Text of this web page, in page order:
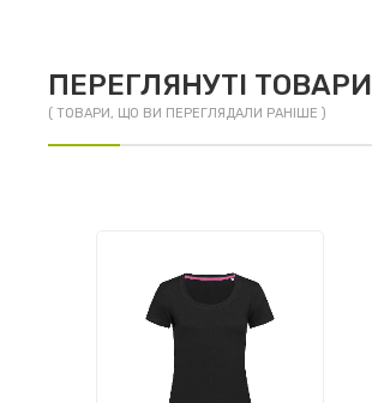
ПЕРЕГЛЯНУТІ ТОВАРИ
( ТОВАРИ, ЩО ВИ ПЕРЕГЛЯДАЛИ РАНІШЕ )